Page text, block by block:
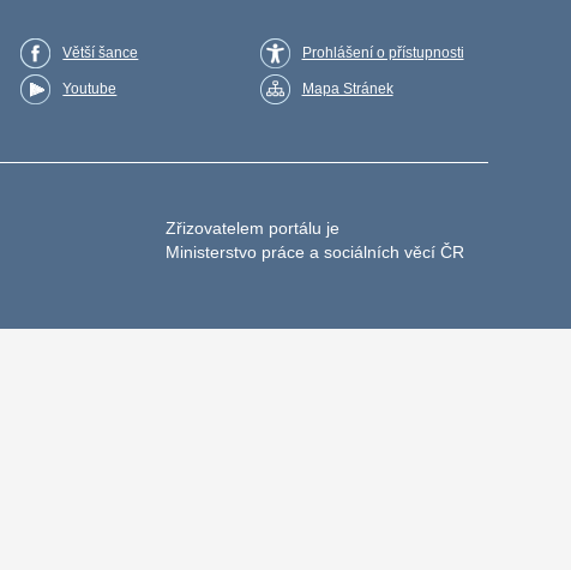
Větší šance
Youtube
Prohlášení o přístupnosti
Mapa Stránek
Zřizovatelem portálu je
Ministerstvo práce a sociálních věcí ČR